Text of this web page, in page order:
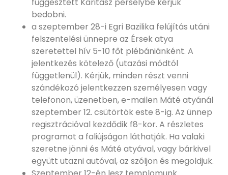
bedobni.
a szeptember 28-i Egri Bazilika felújítás utáni
felszentelési ünnepre az Érsek atya
szeretettel hív 5-10 főt plébániánként. A
jelentkezés kötelező (utazási módtól
függetlenül). Kérjük, minden részt venni
szándékozó jelentkezzen személyesen vagy
telefonon, üzenetben, e-mailen Máté atyánál
szeptember 12. csütörtök este 8-ig. Az ünnep
regisztrációval kezdődik f8-kor. A részletes
programot a faliújságon láthatják. Ha valaki
szeretne jönni és Máté atyával, vagy bárkivel
együtt utazni autóval, az szóljon és megoldjuk.